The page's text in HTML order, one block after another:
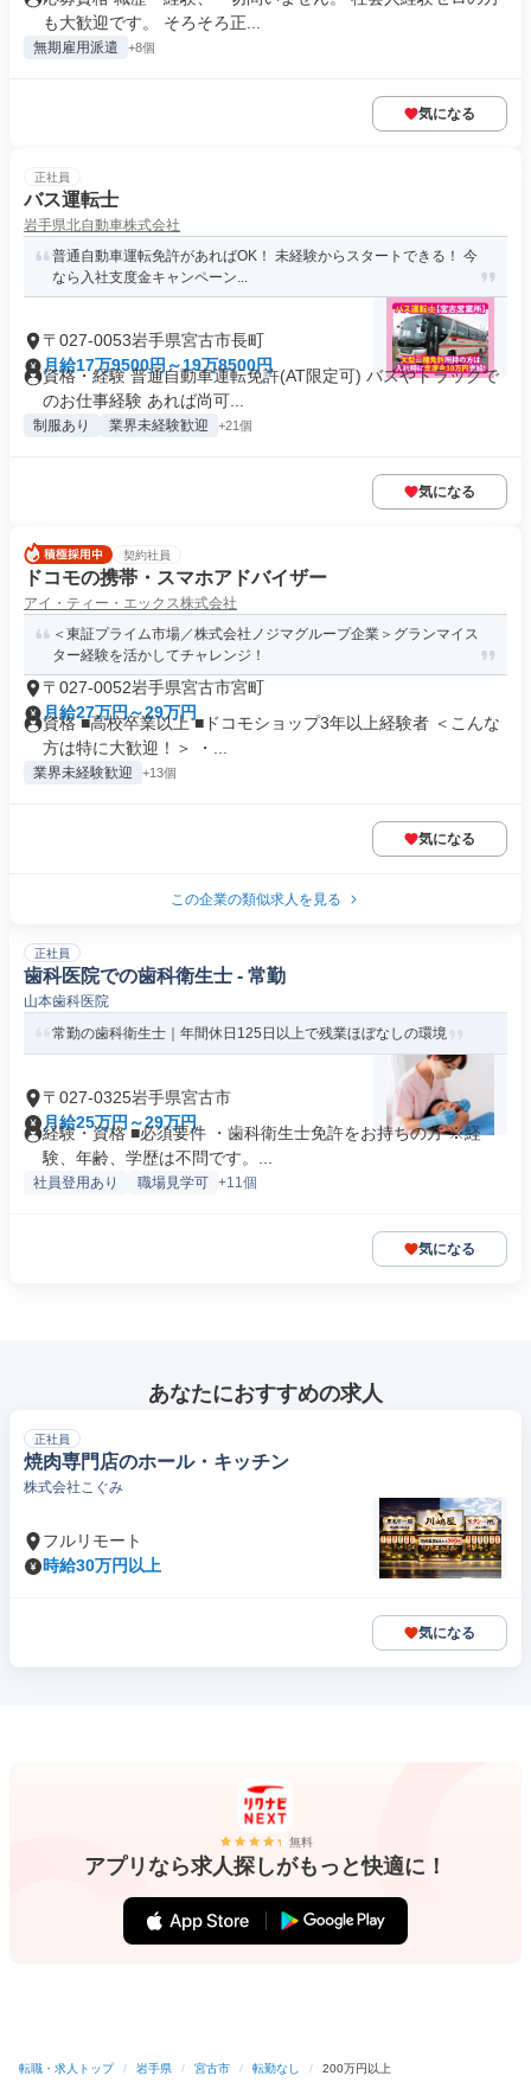
も大歓迎です。 そろそろ正...
無期雇用派遣 +8個
気になる
正社員
バス運転士
岩手県北自動車株式会社
普通自動車運転免許があればOK！ 未経験からスタートできる！ 今
なら入社支度金キャンペーン...
〒027-0053岩手県宮古市長町
月給17万9500円～19万8500円
資格・経験 普通自動車運転免許(AT限定可) バスやトラックで
のお仕事経験 あれば尚可...
制服あり 業界未経験歓迎 +21個
気になる
契約社員
ドコモの携帯・スマホアドバイザー
アイ・ティー・エックス株式会社
＜東証プライム市場／株式会社ノジマグループ企業＞グランマイス
ター経験を活かしてチャレンジ！
〒027-0052岩手県宮古市宮町
月給27万円～29万円
資格 ■高校卒業以上 ■ドコモショップ3年以上経験者 ＜こんな
方は特に大歓迎！＞ ・...
業界未経験歓迎 +13個
気になる
この企業の類似求人を見る
正社員
歯科医院での歯科衛生士 - 常勤
山本歯科医院
常勤の歯科衛生士｜年間休日125日以上で残業ほぼなしの環境
〒027-0325岩手県宮古市
月給25万円～29万円
経験・資格 ■必須要件 ・歯科衛生士免許をお持ちの方 ※経
験、年齢、学歴は不問です。...
社員登用あり 職場見学可 +11個
気になる
あなたにおすすめの求人
正社員
焼肉専門店のホール・キッチン
株式会社こぐみ
フルリモート
時給30万円以上
気になる
無料
アプリなら求人探しがもっと快適に！
転職・求人トップ / 岩手県 / 宮古市 / 転勤なし / 200万円以上